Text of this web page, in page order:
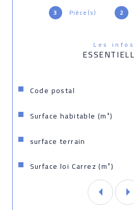
3 Pièce(s) 2
Les infos
Caractéristiques Valeurs
Code postal
Surface habitable (m²)
surface terrain
Surface loi Carrez (m²)
Prix de vente honoraires
: Prix de vente hors
07 78 20 28 67, Agent
RSAC de Lorient sous le